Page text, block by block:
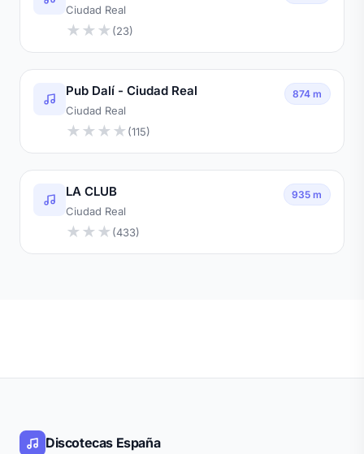
Ciudad Real
★ ★ ★ (23)
Pub Dalí - Ciudad Real
Ciudad Real
★ ★ ★ ★ (115)
874 m
LA CLUB
Ciudad Real
★ ★ ★ (433)
935 m
Discotecas España